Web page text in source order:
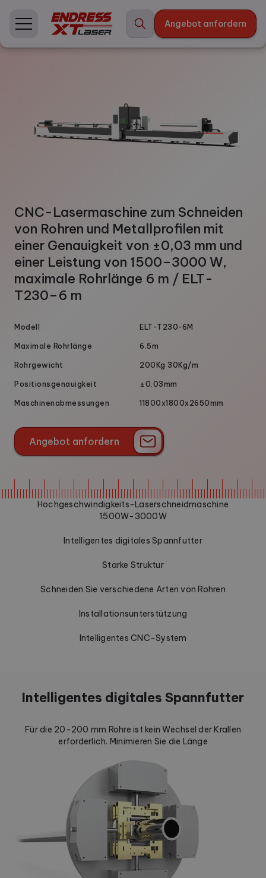
Angebot anfordern
content
CNC-Lasermaschine zum Schneiden
von Rohren und Metallprofilen mit
einer Genauigkeit von ±0,03 mm und
einer Leistung von 1500–3000 W,
maximale Rohrlänge 6 m / ELT-
T230–6 m
Modell ELT-T230-6M
Maximale Rohrlänge 6.5m
Rohrgewicht 200Kg 30Kg/m
Positionsgenauigkeit ±0.03mm
Maschinenabmessungen 11800x1800x2650mm
Angebot anfordern
Angebot anfordern
Hochgeschwindigkeits-Laserschneidmaschine
1500W-3000W
Intelligentes digitales Spannfutter
Starke Struktur
Schneiden Sie verschiedene Arten von Rohren
Installationsunterstützung
Intelligentes CNC-System
Intelligentes digitales Spannfutter
Für die 20-200 mm Rohre ist kein Wechsel der Krallen
erforderlich. Minimieren Sie die Länge